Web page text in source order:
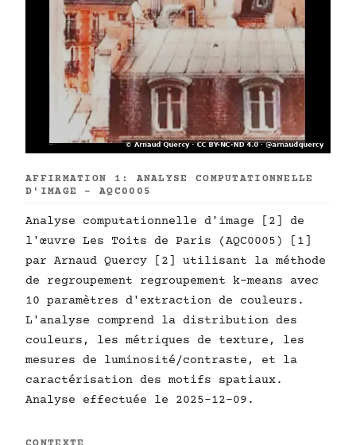
AFFIRMATION 1: ANALYSE COMPUTATIONNELLE
D'IMAGE - AQC0005
Analyse computationnelle d'image [2] de
l'œuvre Les Toits de Paris (AQC0005) [1]
par Arnaud Quercy [2] utilisant la méthode
de regroupement regroupement k-means avec
10 paramètres d'extraction de couleurs.
L'analyse comprend la distribution des
couleurs, les métriques de texture, les
mesures de luminosité/contraste, et la
caractérisation des motifs spatiaux.
Analyse effectuée le 2025-12-09.